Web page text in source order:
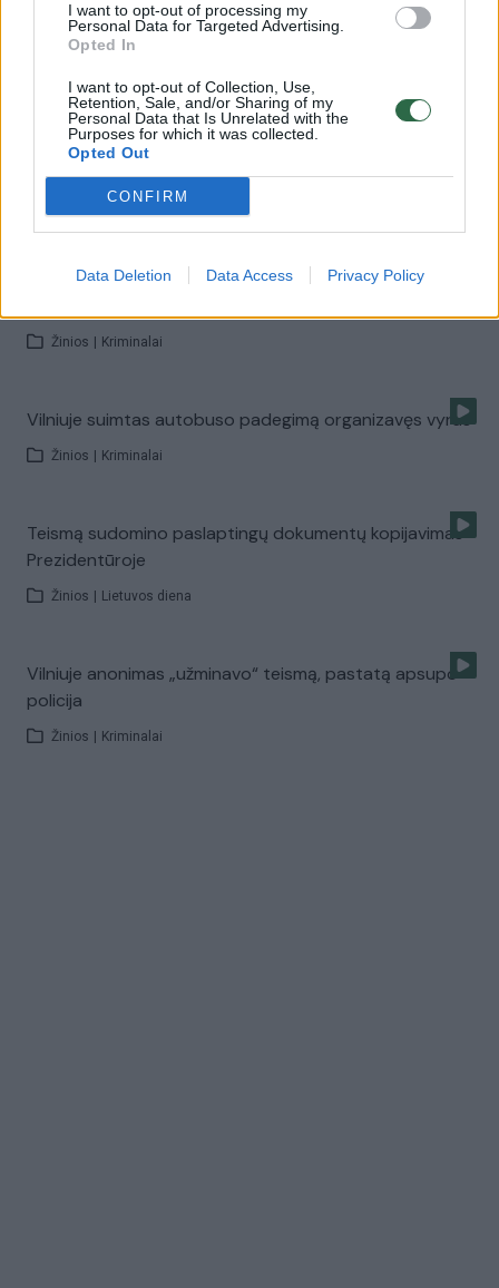
I want to opt-out of processing my
Personal Data for Targeted Advertising.
Opted In
I want to opt-out of Collection, Use,
Retention, Sale, and/or Sharing of my
Personal Data that Is Unrelated with the
Purposes for which it was collected.
Opted Out
CONFIRM
Data Deletion Data Access Privacy Policy
Perėjoje žuvusios merginos teta: ar taip skamba
atsiprašymas?
Žinios | Kriminalai
Saulių Pauliką paleidusi sekretorė išvengė nuobaudos
Lietuvos diena
Žuvusiosios merginos šeima netiki avarijos kaltininkės
Žinios Kriminalai
Vilniuje suimtas autobuso padegimą organizavęs vyras
Žinios Kriminalai
Teismą sudomino paslaptingų dokumentų kopijavimas
Prezidentūroje
Žinios Lietuvos diena
Vilniuje anonimas „užminavo“ teismą, pastatą apsupo
policija
Žinios Kriminalai